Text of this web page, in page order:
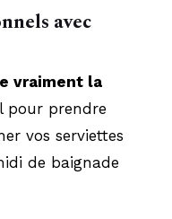
avec
vraiment la
pour prendre
vos serviettes
de baignade